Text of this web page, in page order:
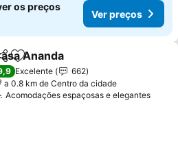
os preços
Ver preços
Adicionar aos favoritos
Ananda
Excelente
662
a 0.8 km de Centro da cidade
Acomodações espaçosas e elegantesVer